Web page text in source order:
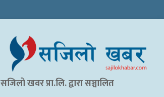
सजिलो खवर प्रा.लि. द्वारा सञ्चालित